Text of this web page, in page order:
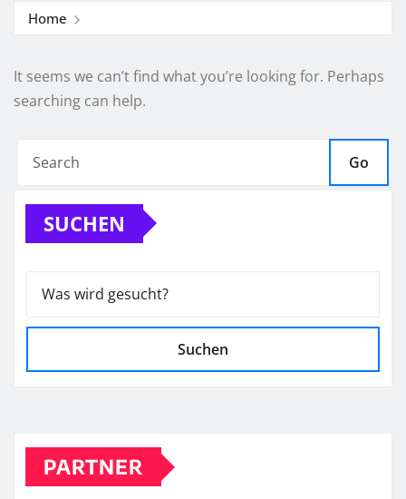
Home
It seems we can’t find what you’re looking for. Perhaps
searching can help.
Go
SUCHEN
Suchen
PARTNER